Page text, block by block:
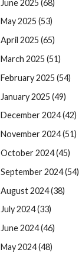
June 2025 (68)
May 2025 (53)
April 2025 (65)
March 2025 (51)
February 2025 (54)
January 2025 (49)
December 2024 (42)
November 2024 (51)
October 2024 (45)
September 2024 (54)
August 2024 (38)
July 2024 (33)
June 2024 (46)
May 2024 (48)